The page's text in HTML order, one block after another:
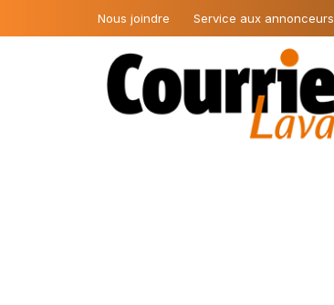
Nous joindre Service aux annonceurs